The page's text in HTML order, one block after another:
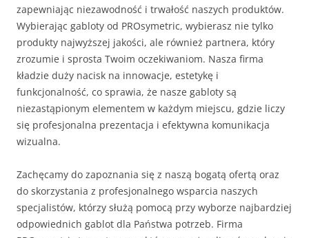
zapewniając niezawodność i trwałość naszych produktów.
Wybierając gabloty od PROsymetric, wybierasz nie tylko
produkty najwyższej jakości, ale również partnera, który
zrozumie i sprosta Twoim oczekiwaniom. Nasza firma
kładzie duży nacisk na innowacje, estetykę i
funkcjonalność, co sprawia, że nasze gabloty są
niezastąpionym elementem w każdym miejscu, gdzie liczy
się profesjonalna prezentacja i efektywna komunikacja
wizualna.
Zachęcamy do zapoznania się z naszą bogatą ofertą oraz
do skorzystania z profesjonalnego wsparcia naszych
specjalistów, którzy służą pomocą przy wyborze najbardziej
odpowiednich gablot dla Państwa potrzeb. Firma